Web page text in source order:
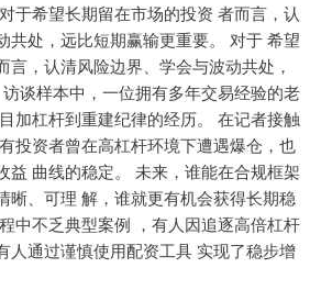
于希望长期留在市场的投资 者而言，认
共处，远比短期赢输更重要。 对于 希望
言，认清风险边界、学会与波动共处，
谈样本中，一位拥有多年交易经验的老
加杠杆到重建纪律的经历。 在记者接触
投资者曾在高杠杆环境下遭遇爆仓，也
益 曲线的稳定。 未来，谁能在合规框架
晰、可理 解，谁就更有机会获得长期稳
中不乏典型案例 ，有人因追逐高倍杠杆
人通过谨慎使用配资工具 实现了稳步增
3900.35 +21.92 +0.57%
-34.08 -0.24%